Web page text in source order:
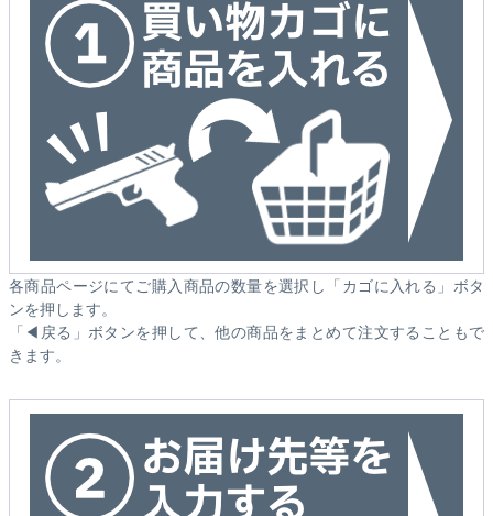
各商品ページにてご購入商品の数量を選択し「カゴに入れる」ボタ
ンを押します。
「◀戻る」ボタンを押して、他の商品をまとめて注文することもで
きます。